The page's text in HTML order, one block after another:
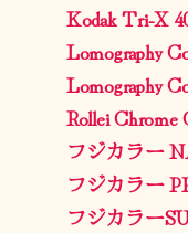
Kodak Tri-X
Lomography
Lomography
Rollei Chrome
フジカラー
フジカラー
フジカラー